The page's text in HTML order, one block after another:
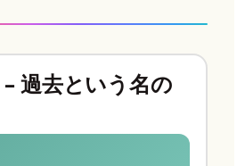
過去という名の